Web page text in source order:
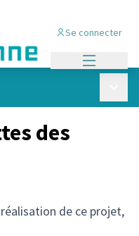
Se connecter
des
de ce projet,